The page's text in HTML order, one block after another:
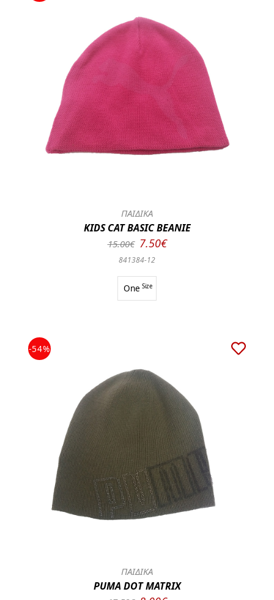
ΠΑΙΔΙΚΑ
KIDS CAT BASIC BEANIE
15.00€ 7.50€
841384-12
One Size
-54%
ΠΑΙΔΙΚΑ
PUMA DOT MATRIX